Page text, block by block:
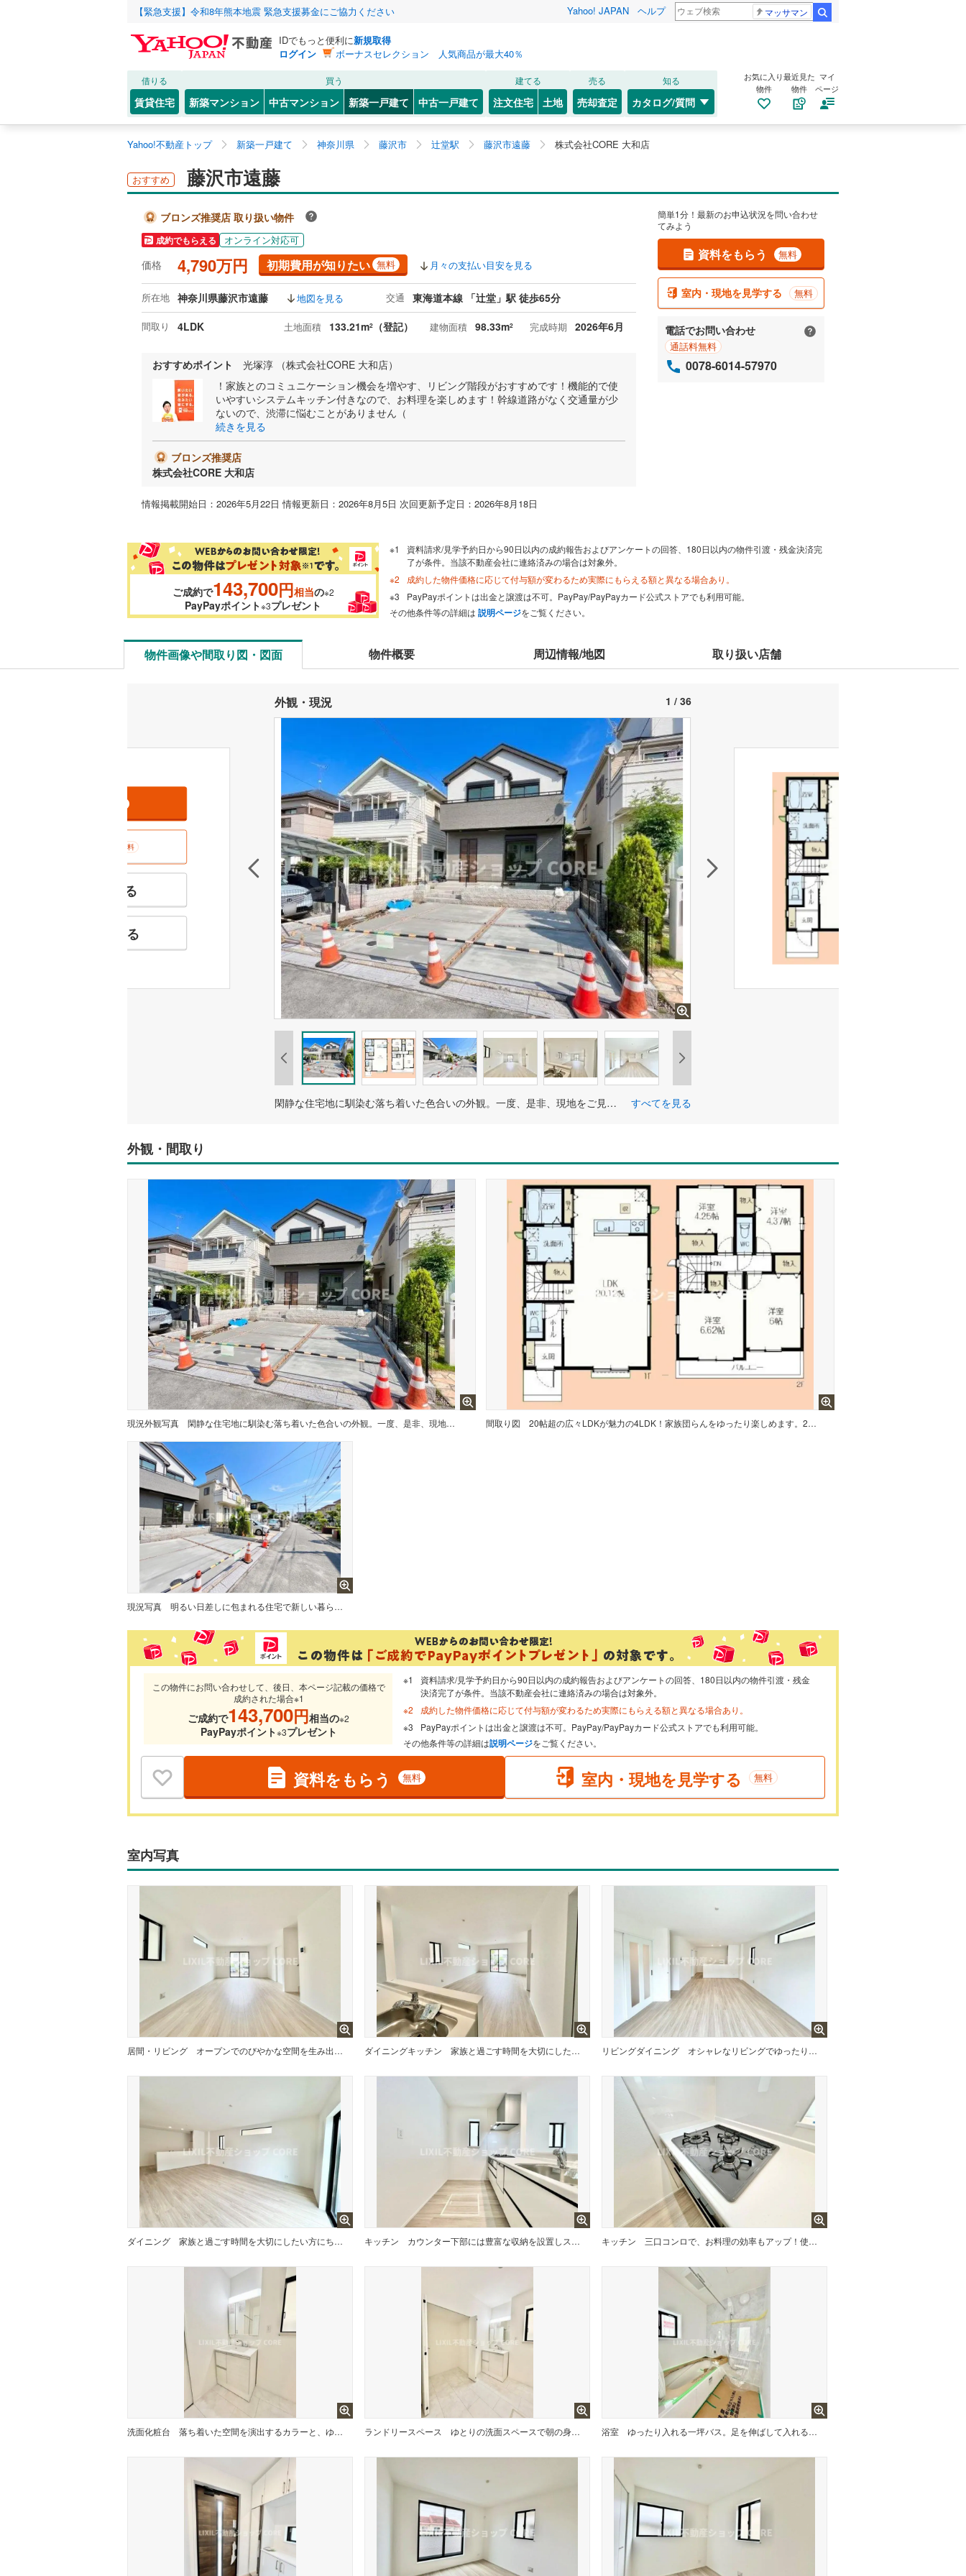
【緊急支援】令和8年熊本地震 緊急支援募金にご協力ください Yahoo! JAPAN ヘルプ マッサマン
IDでもっと便利に新規取得
ログイン
ボーナスセレクション 人気商品が最大40％
借りる
賃貸住宅
買う
新築マンション 中古マンション 新築一戸建て 中古一戸建て
建てる
注文住宅 土地
売る
売却査定
知る
カタログ/質問
お気に入り
物件
最近見た
物件
マイ
ページ
Yahoo!不動産トップ 新築一戸建て 神奈川県 藤沢市 辻堂駅 藤沢市遠藤 株式会社CORE 大和店
おすすめ 藤沢市遠藤
ブロンズ推奨店 取り扱い物件
成約でもらえる オンライン対応可
価格 4,790万円 初期費用が知りたい 無料 月々の支払い目安を見る
所在地 神奈川県藤沢市遠藤 地図を見る 交通 東海道本線 「辻堂」駅 徒歩65分
間取り 4LDK 土地面積 133.21m2 （登記） 建物面積 98.33m2 完成時期 2026年6月
おすすめポイント
光塚淳 （株式会社CORE 大和店）
！家族とのコミュニケーション機会を増やす、リビング階段がおすすめです！機能的で使
いやすいシステムキッチン付きなので、お料理を楽しめます！幹線道路がなく交通量が少
ないので、渋滞に悩むことがありません（
続きを見る
ブロンズ推奨店
株式会社CORE 大和店
情報掲載開始日：2026年5月22日 情報更新日：2026年8月5日 次回更新予定日：2026年8月18日
簡単1分！最新のお申込状況を問い合わせ
てみよう
資料をもらう 無料
室内・現地を見学する 無料
電話でお問い合わせ
通話料無料
0078-6014-57970
ご成約で143,700円相当の※2
PayPayポイント※3プレゼント
資料請求/見学予約日から90日以内の成約報告およびアンケートの回答、180日以内の物件引渡・残金決済完
了が条件。当該不動産会社に連絡済みの場合は対象外。
成約した物件価格に応じて付与額が変わるため実際にもらえる額と異なる場合あり。
PayPayポイントは出金と譲渡は不可。PayPay/PayPayカード公式ストアでも利用可能。
その他条件等の詳細は 説明ページをご覧ください。
物件画像や間取り図・図面 物件概要 周辺情報/地図 取り扱い店舗
外観・現況 1 / 36
無料
特徴の似た物件を見る
お気に入りに追加する
閑静な住宅地に馴染む落ち着いた色合いの外観。一度、是非、現地をご見学ください。 すべてを見る
外観・間取り
現況外観写真 閑静な住宅地に馴染む落ち着いた色合いの外観。一度、是非、現地をご見学ください。 間取り図 20帖超の広々LDKが魅力の4LDK！家族団らんをゆったり楽しめます。2階は収納充実の洋室が4部屋あり、個人の空間も確保。各階トイレ完備で朝も快適な、ファミリーにぴったりの住まいです。
現況写真 明るい日差しに包まれる住宅で新しい暮らしを始めませんか？お問合せお待ちしております。
この物件にお問い合わせして、後日、本ページ記載の価格で
成約された場合※1
ご成約で143,700円相当の※2
PayPayポイント※3プレゼント
資料請求/見学予約日から90日以内の成約報告およびアンケートの回答、180日以内の物件引渡・残金
決済完了が条件。当該不動産会社に連絡済みの場合は対象外。
成約した物件価格に応じて付与額が変わるため実際にもらえる額と異なる場合あり。
PayPayポイントは出金と譲渡は不可。PayPay/PayPayカード公式ストアでも利用可能。
その他条件等の詳細は説明ページをご覧ください。
資料をもらう 無料 室内・現地を見学する 無料
室内写真
居間・リビング オープンでのびやかな空間を生み出す、こだわりの広がりとゆとりのリビング。 ダイニングキッチン 家族と過ごす時間を大切にしたい方にぴったりの明るくゆとりある住空間です。 リビングダイニング オシャレなリビングでゆったりとしたひとときを過ごしませんか？
ダイニング 家族と過ごす時間を大切にしたい方にちょうどいいゆとりある住空間です。 キッチン カウンター下部には豊富な収納を設置しスペースを有効活用しております。充実したキッチンです。 キッチン 三口コンロで、お料理の効率もアップ！使い勝手の良さを考えました。お洒落なシステムキッチンです。
洗面化粧台 落ち着いた空間を演出するカラーと、ゆったり落ち着いてお使い頂ける広さが魅力のパウダールーム。 ランドリースペース ゆとりの洗面スペースで朝の身支度も快適スムーズに。鏡の裏にはたっぷりと収納スペースを標準装備！ 浴室 ゆったり入れる一坪バス。足を伸ばして入れるサイズは一日の疲れを癒すのに嬉しい広さですね。